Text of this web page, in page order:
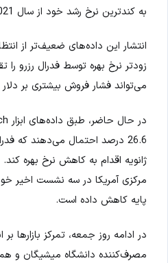
به کندترین نرخ رشد خود از سال 2021 رسید.
انتشار این داده‌های ضعیف‌تر از
زودتر نرخ بهره توسط فدرال رزرو
می‌تواند فشار فروش بیشتری بر دلار
26.6 درصد احتمال می‌دهند که
ژانویه اقدام به کاهش نرخ بهره
پایه کاهش داده است.
در ادامه روز جمعه، تمرکز بازارها
مصرف‌کننده دانشگاه میشیگان و